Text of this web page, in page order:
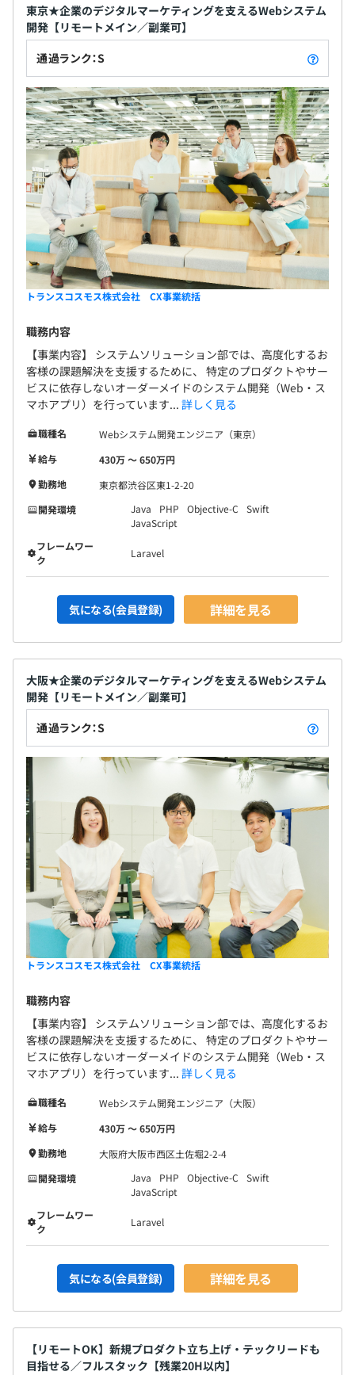
東京★企業のデジタルマーケティングを支えるWebシステム
開発【リモートメイン／副業可】
通過ランク：S
トランスコスモス株式会社 CX事業統括
職務内容
【事業内容】 システムソリューション部では、高度化するお
客様の課題解決を支援するために、 特定のプロダクトやサー
ビスに依存しないオーダーメイドのシステム開発（Web・ス
マホアプリ）を行っています... 詳しく見る
職種名
Webシステム開発エンジニア（東京）
給与
430万 〜 650万円
勤務地
東京都渋谷区東1-2-20
開発環境
Java PHP Objective-C
Swift
JavaScript
フレームワー
ク
Laravel
気になる(会員登録) 詳細を見る
大阪★企業のデジタルマーケティングを支えるWebシステム
開発【リモートメイン／副業可】
通過ランク：S
トランスコスモス株式会社 CX事業統括
職務内容
【事業内容】 システムソリューション部では、高度化するお
客様の課題解決を支援するために、 特定のプロダクトやサー
ビスに依存しないオーダーメイドのシステム開発（Web・ス
マホアプリ）を行っています... 詳しく見る
職種名
Webシステム開発エンジニア（大阪）
給与
430万 〜 650万円
勤務地
大阪府大阪市西区土佐堀2-2-4
開発環境
Java PHP Objective-C
Swift
JavaScript
フレームワー
ク
Laravel
気になる(会員登録) 詳細を見る
【リモートOK】新規プロダクト立ち上げ・テックリードも
目指せる／フルスタック【残業20H以内】